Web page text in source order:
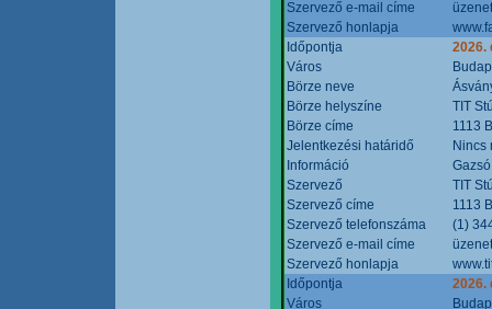
Szervező e-mail címe
Szervező honlapja
Időpontja
2026.
Város
Börze neve
Börze helyszíne
TIT
Börze címe
1113
Jelentkezési határidő
Nincs
Információ
Szervező
TIT
Szervező címe
1113
Szervező telefonszáma
(1)
Szervező e-mail címe
Szervező honlapja
Időpontja
2026.
Város